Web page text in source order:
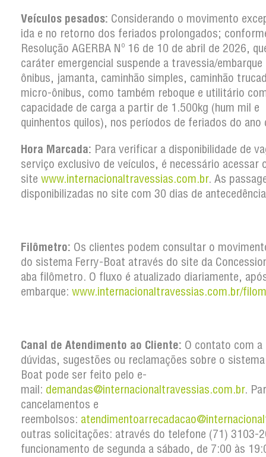
Veículos pesados: Considerando o movimento
ida e no retorno dos feriados prolongados;
Resolução AGERBA Nº 16 de 10 de abril de 2026,
caráter emergencial suspende a travessia/embarque
ônibus, jamanta, caminhão simples, caminhão
micro-ônibus, como também reboque e utilitário
capacidade de carga a partir de 1.500kg (hum mil e
quinhentos quilos), nos períodos de feriados do ano
Hora Marcada: Para verificar a disponibilidade de
serviço exclusivo de veículos, é necessário acessar
site www.internacionaltravessias.com.br. As
disponibilizadas no site com 30 dias de
Filômetro: Os clientes podem consultar o
do sistema Ferry-Boat através do site da
aba filômetro. O fluxo é atualizado diariamente,
embarque: www.internacionaltravessias.com.br/
Canal de Atendimento ao Cliente: O contato com a
dúvidas, sugestões ou reclamações sobre o
Boat pode ser feito pelo e-
mail: demandas@internacionaltravessias.com.br.
cancelamentos e
reembolsos:
outras solicitações: através do telefone (71) 3103-
funcionamento de segunda a sábado, de 7:00 às